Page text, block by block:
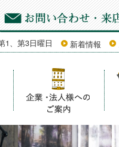
、第3日曜日 新着情報